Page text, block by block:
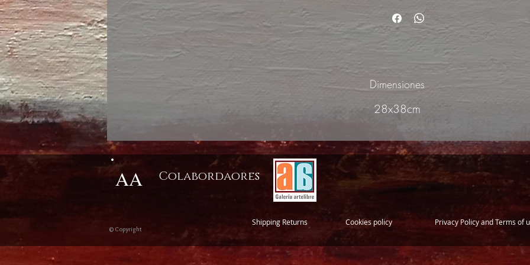
Dimensiones
28x38cm
AA Colabordaores
© Copyright
Shipping Returns Cookies policy Privacy Policy and Terms of